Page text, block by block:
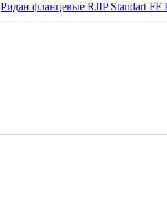
Ридан фланцевые RJIP Standart